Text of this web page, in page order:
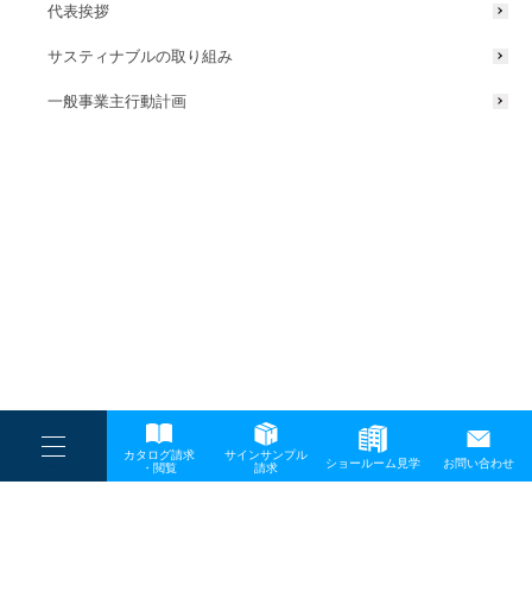
----
----
-
カタログ請求
・閲覧
サインサンプル
請求
ショールーム見学 お問い合わせ
代表挨拶
サスティナブルの取り組み
一般事業主行動計画